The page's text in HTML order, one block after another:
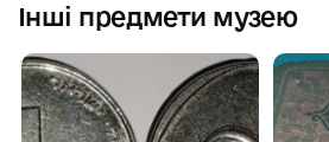
Інші предмети музею